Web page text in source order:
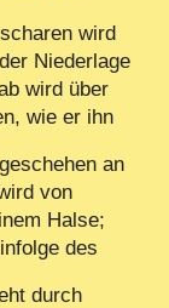
wird
Niederlage
wird über
wie er ihn
an
von
Halse;
des
durch